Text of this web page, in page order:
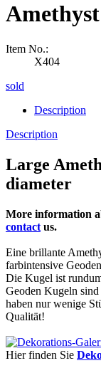
Item No.:
X404
sold
Description
Description
Large
diameter
More information
contact us.
Eine brillante
farbintensive
Die Kugel ist
Geoden Kugeln
haben nur wenige
Qualität!
Hier finden Sie